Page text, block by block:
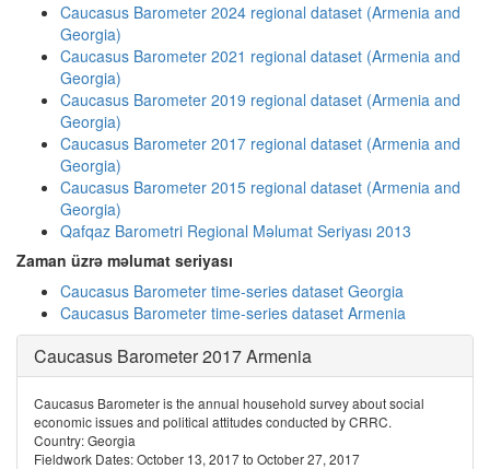
Caucasus Barometer 2024 regional dataset (Armenia and
Georgia)
Caucasus Barometer 2021 regional dataset (Armenia and
Georgia)
Caucasus Barometer 2019 regional dataset (Armenia and
Georgia)
Caucasus Barometer 2017 regional dataset (Armenia and
Georgia)
Caucasus Barometer 2015 regional dataset (Armenia and
Georgia)
Qafqaz Barometri Regional Məlumat Seriyası 2013
Zaman üzrə məlumat seriyası
Caucasus Barometer time-series dataset Georgia
Caucasus Barometer time-series dataset Armenia
Caucasus Barometer 2017 Armenia
Caucasus Barometer is the annual household survey about social
economic issues and political attitudes conducted by CRRC.
Country: Georgia
Fieldwork Dates: October 13, 2017 to October 27, 2017